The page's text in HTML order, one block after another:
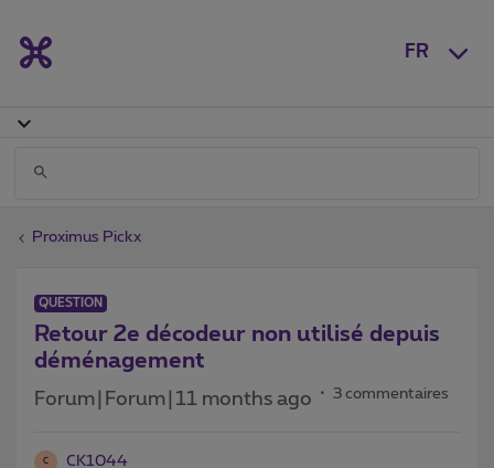
FR
Proximus Pickx
QUESTION
Retour 2e décodeur non utilisé depuis
déménagement
Forum|Forum|11 months ago 3 commentaires
C CK1044